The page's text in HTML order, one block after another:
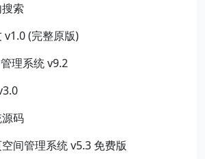
索
v1.0 (完整原版)
理系统 v9.2
码
间管理系统 v5.3 免费版